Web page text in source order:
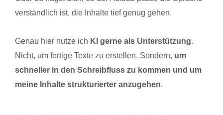
verständlich ist, die Inhalte tief genug gehen.
Genau hier nutze ich KI gerne als Unterstützung.
Nicht, um fertige Texte zu erstellen. Sondern, um
schneller in den Schreibfluss zu kommen und um
meine Inhalte strukturierter anzugehen.